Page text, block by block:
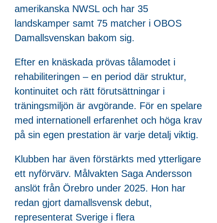
amerikanska NWSL och har 35
landskamper samt 75 matcher i OBOS
Damallsvenskan bakom sig.
Efter en knäskada prövas tålamodet i
rehabiliteringen – en period där struktur,
kontinuitet och rätt förutsättningar i
träningsmiljön är avgörande. För en spelare
med internationell erfarenhet och höga krav
på sin egen prestation är varje detalj viktig.
Klubben har även förstärkts med ytterligare
ett nyförvärv. Målvakten Saga Andersson
anslöt från Örebro under 2025. Hon har
redan gjort damallsvensk debut,
representerat Sverige i flera